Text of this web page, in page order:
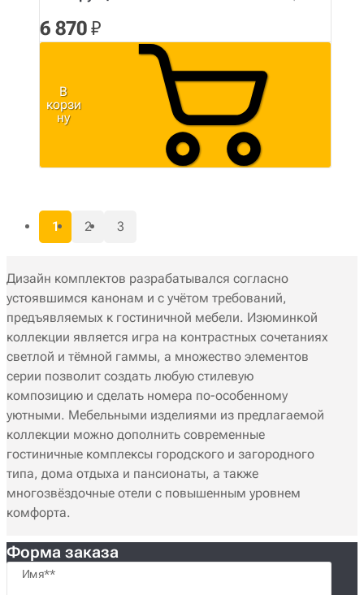
6 870₽
В
корзи
ну
1 2 3
Дизайн комплектов разрабатывался согласно
устоявшимся канонам и с учётом требований,
предъявляемых к гостиничной мебели. Изюминкой
коллекции является игра на контрастных сочетаниях
светлой и тёмной гаммы, а множество элементов
серии позволит создать любую стилевую
композицию и сделать номера по-особенному
уютными. Мебельными изделиями из предлагаемой
коллекции можно дополнить современные
гостиничные комплексы городского и загородного
типа, дома отдыха и пансионаты, а также
многозвёздочные отели с повышенным уровнем
комфорта.
Форма заказа
Имя*